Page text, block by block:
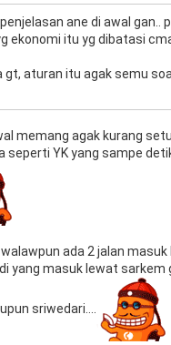
ane di awal gan..
ekonomi itu yg dibatasi
gt, aturan itu agak semu
memang agak kurang
seperti YK yang sampe
ada 2 jalan
yang masuk lewat
sriwedari....